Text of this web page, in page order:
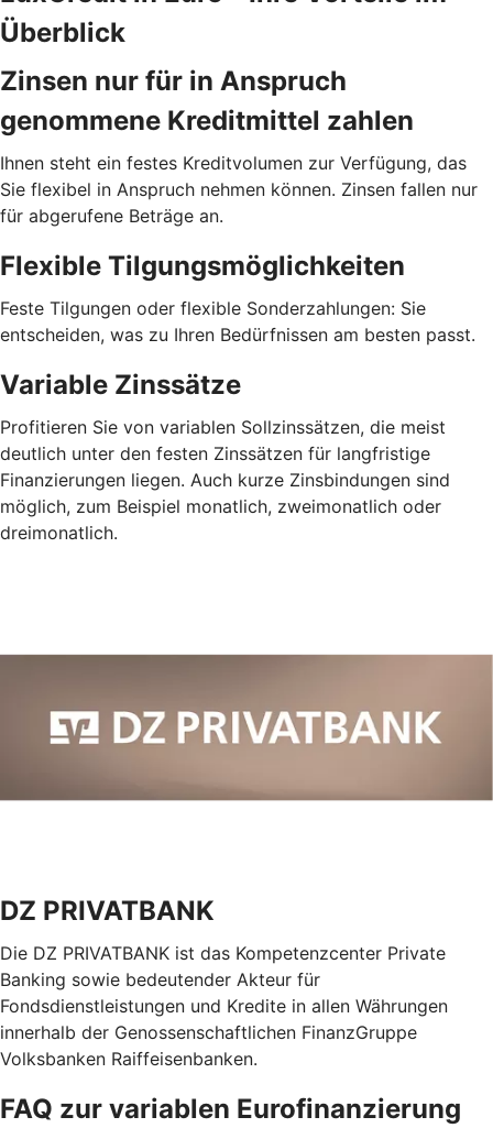
Überblick
Zinsen nur für in Anspruch
genommene Kreditmittel zahlen
Ihnen steht ein festes Kreditvolumen zur Verfügung, das
Sie flexibel in Anspruch nehmen können. Zinsen fallen nur
für abgerufene Beträge an.
Flexible Tilgungsmöglichkeiten
Feste Tilgungen oder flexible Sonderzahlungen: Sie
entscheiden, was zu Ihren Bedürfnissen am besten passt.
Variable Zinssätze
Profitieren Sie von variablen Sollzinssätzen, die meist
deutlich unter den festen Zinssätzen für langfristige
Finanzierungen liegen. Auch kurze Zinsbindungen sind
möglich, zum Beispiel monatlich, zweimonatlich oder
dreimonatlich.
DZ PRIVATBANK
Die DZ PRIVATBANK ist das Kompetenzcenter Private
Banking sowie bedeutender Akteur für
Fondsdienstleistungen und Kredite in allen Währungen
innerhalb der Genossenschaftlichen FinanzGruppe
Volksbanken Raiffeisenbanken.
FAQ zur variablen Eurofinanzierung